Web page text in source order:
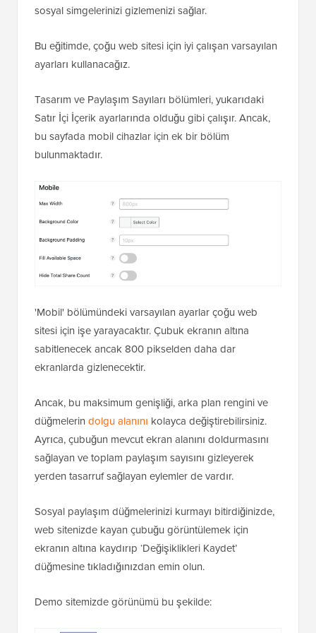
sosyal simgelerinizi gizlemenizi sağlar.
Bu eğitimde, çoğu web sitesi için iyi çalışan varsayılan
ayarları kullanacağız.
Tasarım ve Paylaşım Sayıları bölümleri, yukarıdaki
Satır İçi İçerik ayarlarında olduğu gibi çalışır. Ancak,
bu sayfada mobil cihazlar için ek bir bölüm
bulunmaktadır.
'Mobil' bölümündeki varsayılan ayarlar çoğu web
sitesi için işe yarayacaktır. Çubuk ekranın altına
sabitlenecek ancak 800 pikselden daha dar
ekranlarda gizlenecektir.
Ancak, bu maksimum genişliği, arka plan rengini ve
düğmelerin dolgu alanını kolayca değiştirebilirsiniz.
Ayrıca, çubuğun mevcut ekran alanını doldurmasını
sağlayan ve toplam paylaşım sayısını gizleyerek
yerden tasarruf sağlayan eylemler de vardır.
Sosyal paylaşım düğmelerinizi kurmayı bitirdiğinizde,
web sitenizde kayan çubuğu görüntülemek için
ekranın altına kaydırıp ‘Değişiklikleri Kaydet’
düğmesine tıkladığınızdan emin olun.
Demo sitemizde görünümü bu şekilde: